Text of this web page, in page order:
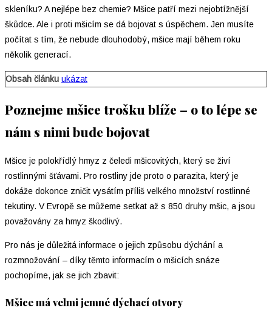
skleníku? A nejlépe bez chemie? Mšice patří mezi nejobtížnější
škůdce. Ale i proti mšicím se dá bojovat s úspěchem. Jen musíte
počítat s tím, že nebude dlouhodobý, mšice mají během roku
několik generací.
Obsah článku ukázat
Poznejme mšice trošku blíže – o to lépe se
nám s nimi bude bojovat
Mšice je polokřídlý hmyz z čeledi mšicovitých, který se živí
rostlinnými šťávami. Pro rostliny jde proto o parazita, který je
dokáže dokonce zničit vysátím příliš velkého množství rostlinné
tekutiny. V Evropě se můžeme setkat až s 850 druhy mšic, a jsou
považovány za hmyz škodlivý.
Pro nás je důležitá informace o jejich způsobu dýchání a
rozmnožování – díky těmto informacím o mšicích snáze
pochopíme, jak se jich zbavit:
Mšice má velmi jemné dýchací otvory